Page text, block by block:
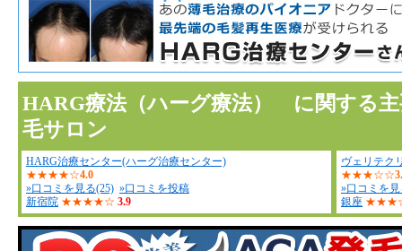
HARG療法（ハーグ療法） に関する主
毛サロン
HARG治療センター(ハーグ治療センター)
★★★★☆4.0
»口コミを見る(25) »口コミを投稿
新宿院 ★★★★☆ 3.9
ヴェリテク
★★★☆☆
»口コミを
銀座